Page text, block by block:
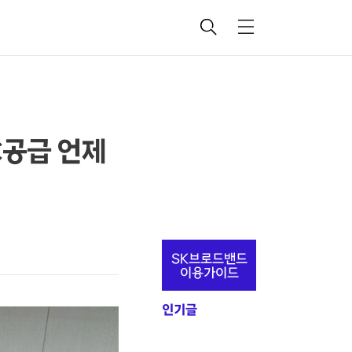
검
메
급 언제
추
정
보
SK브로드밴드
이용가이드
인기글